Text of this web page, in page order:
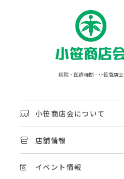
病院・医療機関 – 小笹商店会
小笹商店会について
店舗情報
イベント情報